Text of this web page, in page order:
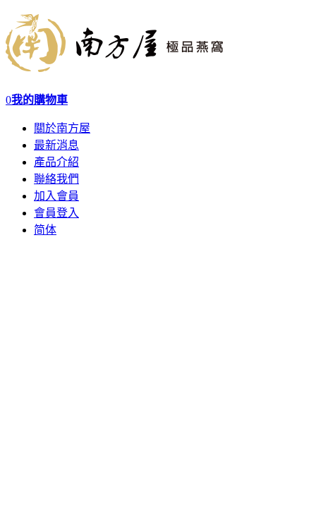
0我的購物車
關於南方屋
最新消息
產品介紹
聯絡我們
加入會員
會員登入
简体